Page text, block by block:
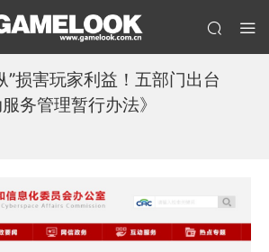
”损害玩家利益！五部门出台
务管理暂行办法》